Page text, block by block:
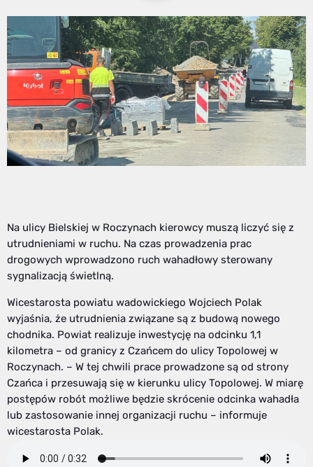
Na ulicy Bielskiej w Roczynach kierowcy muszą liczyć się z
utrudnieniami w ruchu. Na czas prowadzenia prac
drogowych wprowadzono ruch wahadłowy sterowany
sygnalizacją świetlną.
Wicestarosta powiatu wadowickiego Wojciech Polak
wyjaśnia, że utrudnienia związane są z budową nowego
chodnika. Powiat realizuje inwestycję na odcinku 1,1
kilometra – od granicy z Czańcem do ulicy Topolowej w
Roczynach. – W tej chwili prace prowadzone są od strony
Czańca i przesuwają się w kierunku ulicy Topolowej. W miarę
postępów robót możliwe będzie skrócenie odcinka wahadła
lub zastosowanie innej organizacji ruchu – informuje
wicestarosta Polak.